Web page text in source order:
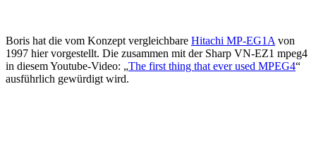
Boris hat die vom Konzept vergleichbare Hitachi MP-EG1A von
1997 hier vorgestellt. Die zusammen mit der Sharp VN-EZ1 mpeg4
in diesem Youtube-Video: „The first thing that ever used MPEG4“
ausführlich gewürdigt wird.